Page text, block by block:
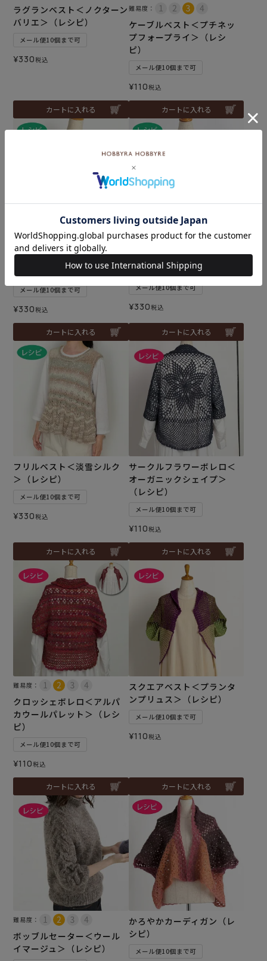
ラグランベスト＜ノクターン
バリエ＞（レシピ）
メール便10個まで可
¥330税込
カートに入れる
難易度：
ケーブルベスト＜プチネッ
プフォープライ＞（レシ
ピ）
メール便10個まで可
¥110税込
カートに入れる
難易度：
ベスト＜ループスイート＞
（レシピ）
メール便10個まで可
¥330税込
カートに入れる
リップルクロッシェベスト
＜ネオンキャンディ＞（レ
シピ）
メール便10個まで可
¥330税込
カートに入れる
フリルベスト＜淡雪シルク
＞（レシピ）
メール便10個まで可
¥330税込
カートに入れる
サークルフラワーボレロ＜
オーガニックシェイプ＞
（レシピ）
メール便10個まで可
¥110税込
カートに入れる
難易度：
クロッシェボレロ＜アルパ
カウールパレット＞（レシ
ピ）
メール便10個まで可
¥110税込
カートに入れる
スクエアベスト＜プランタ
ンプリュス＞（レシピ）
メール便10個まで可
¥110税込
カートに入れる
難易度：
ボッブルセーター＜ウール
イマージュ＞（レシピ）
かろやかカーディガン（レ
シピ）
メール便10個まで可